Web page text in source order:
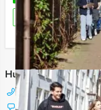
Ik heb een
Hulp nodig bij het
088 428 81 17
Chat met Jeroen